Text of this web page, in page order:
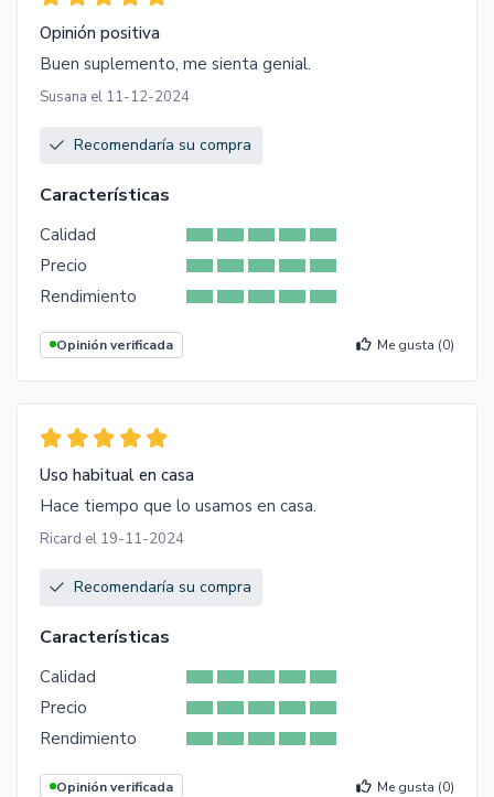
Opinión positiva
Buen suplemento, me sienta genial.
Susana el 11-12-2024
Recomendaría su compra
Características
Calidad
Precio
Rendimiento
Opinión verificada Me gusta (0)
Uso habitual en casa
Hace tiempo que lo usamos en casa.
Ricard el 19-11-2024
Recomendaría su compra
Características
Calidad
Precio
Rendimiento
Opinión verificada Me gusta (0)